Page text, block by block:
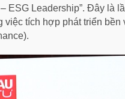
ESG Leadership”. Đây là
tích hợp phát triển